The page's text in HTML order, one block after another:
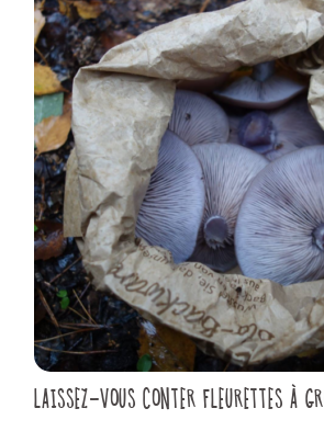
LAISSEZ-VOUS CONTER FLEURETTES À